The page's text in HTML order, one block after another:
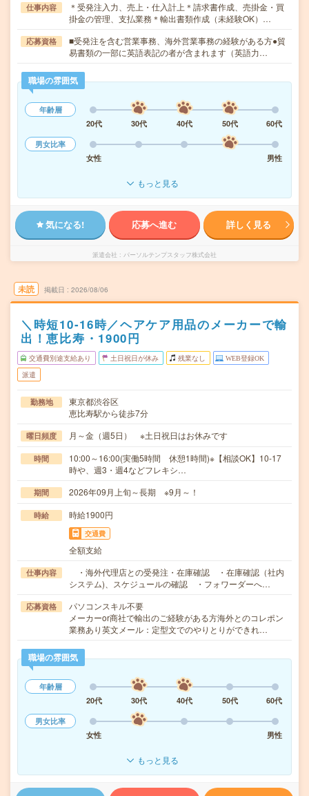
仕事内容
＊受発注入力、売上・仕入計上＊請求書作成、売掛金・買
掛金の管理、支払業務＊輸出書類作成（未経験OK）…
応募資格
■受発注を含む営業事務、海外営業事務の経験がある方●貿
易書類の一部に英語表記の者が含まれます（英語力…
職場の雰囲気
年齢層
20代
30代 40代 50代
60代
男女比率
女性
男性
もっと見る
気になる! 応募へ進む 詳しく見る
派遣会社 パーソルテンプスタッフ株式会社
未読 掲載日 2026/08/06
＼時短10-16時／ヘアケア用品のメーカーで輸
出！恵比寿・1900円
交通費別途支給あり 土日祝日が休み 残業なし WEB登録OK
派遣
勤務地
東京都渋谷区
恵比寿駅から徒歩7分
曜日頻度 月～金（週5日） ※土日祝日はお休みです
時間
10:00～16:00(実働5時間 休憩1時間)※【相談OK】10-17
時や、週3・週4などフレキシ…
期間 2026年09月上旬～長期 ※9月～！
時給 時給1900円
交通費
全額支給
仕事内容
・海外代理店との受発注・在庫確認 ・在庫確認（社内
システム)、スケジュールの確認 ・フォワーダーへ…
応募資格
パソコンスキル不要
メーカーor商社で輸出のご経験がある方海外とのコレポン
業務あり英文メール：定型文でのやりとりができれ…
職場の雰囲気
年齢層
20代
30代 40代 50代
60代
男女比率
女性
男性
もっと見る